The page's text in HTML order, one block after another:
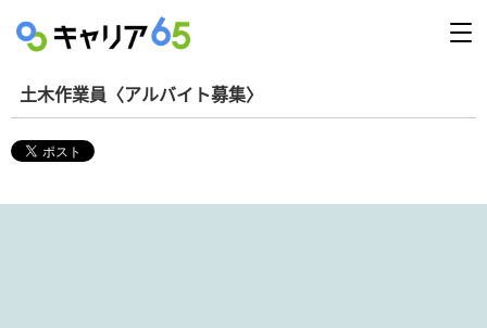
土木作業員〈アルバイト募集〉